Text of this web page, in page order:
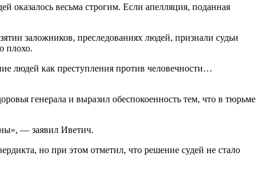
весьма строгим. Если апелляция, поданная
заложников, преследованиях людей, признали судьи
плохо.
людей как преступления против человечности…
генерала и выразил обеспокоенность тем, что в тюрьме
— заявил Иветич.
но при этом отметил, что решение судей не стало